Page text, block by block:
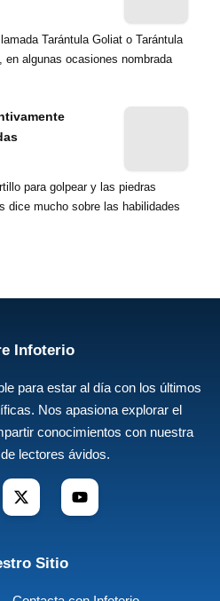
Tarántula Goliat o Tarántula
en algunas ocasiones nombrada
para golpear y las piedras
dice mucho sobre las habilidades
Infoterio
para estar al día con los últimos
Nos apasiona explorar el
conocimientos con nuestra
lectores ávidos.
Sitio